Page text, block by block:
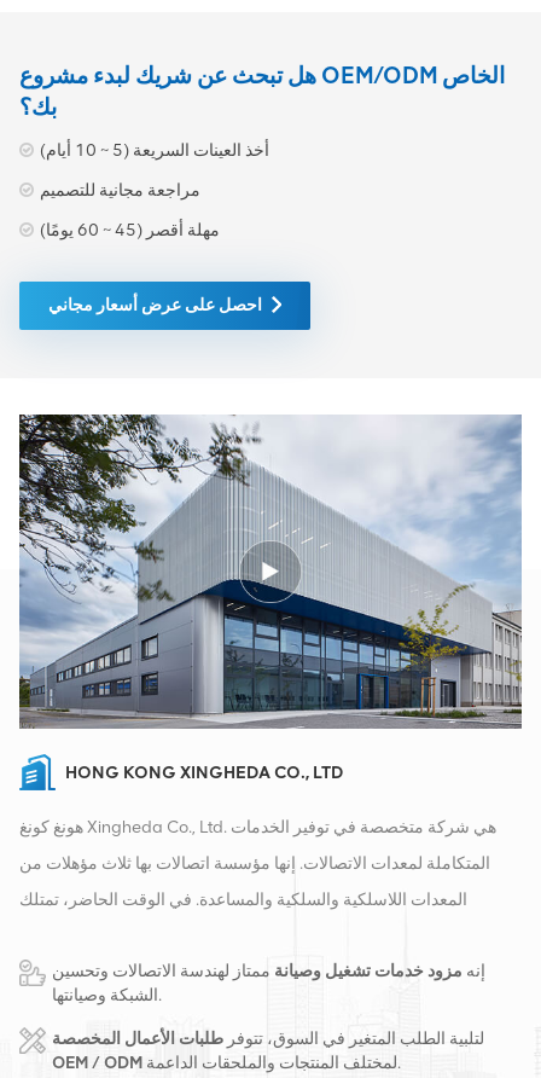
هل تبحث عن شريك لبدء مشروع OEM/ODM الخاص
بك؟
أخذ العينات السريعة (5 ~ 10 أيام)
مراجعة مجانية للتصميم
مهلة أقصر (45 ~ 60 يومًا)
احصل على عرض أسعار مجاني
HONG KONG XINGHEDA CO., LTD
هونغ كونغ Xingheda Co., Ltd. هي شركة متخصصة في توفير الخدمات
المتكاملة لمعدات الاتصالات. إنها مؤسسة اتصالات بها ثلاث مؤهلات من
المعدات اللاسلكية والسلكية والمساعدة. في الوقت الحاضر، تمتلك
في عام 2016، قمنا بإنشاء مقر مبيعات دولي في مدينة تشانغشا، الصين.
يقع مقرنا في الصين، وننفذ أعمالًا دولية في جنوب شرق آسيا وأوروبا
والولايات المتحدة وأفريقيا وروسيا، ونوفر المحطات الأساسية ونزود
إنه مزود خدمات تشغيل وصيانة ممتاز لهندسة الاتصالات وتحسين
الشبكة وصيانتها.
لتلبية الطلب المتغير في السوق، تتوفر طلبات الأعمال المخصصة
OEM / ODM
لمختلف المنتجات والملحقات الداعمة.